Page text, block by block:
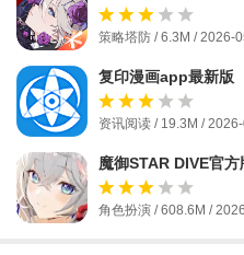
策略塔防 / 6.3M / 2026-
复印漫画app最新版
资讯阅读 / 19.3M /
魔御STAR DIVE官方
角色扮演 / 608.6M /